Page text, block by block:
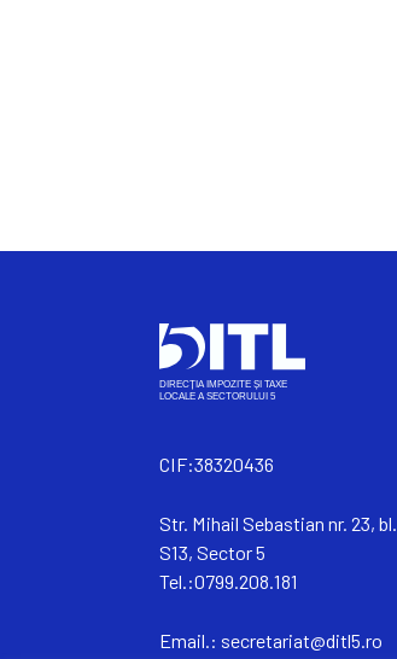
CIF:38320436
Str. Mihail Sebastian nr. 23, bl.
S13, Sector 5
Tel.:0799.208.181
Email.: secretariat@ditl5.ro